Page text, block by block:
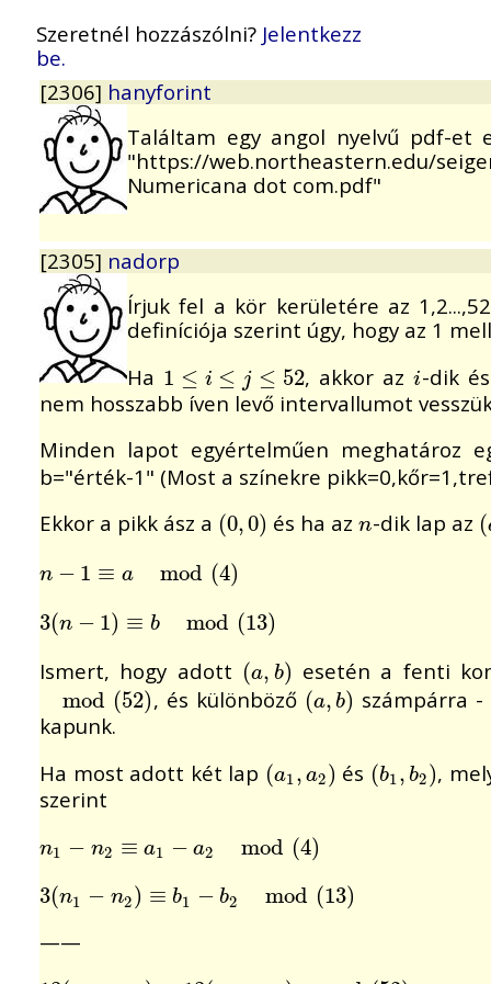
Szeretnél hozzászólni? Jelentkezz
be.
[2306] hanyforint
Találtam egy angol nyelvű pdf-et
"https://web.northeastern.edu/
Numericana dot com.pdf"
[2305] nadorp
Írjuk fel a kör kerületére az
definíciója szerint úgy, hogy az 1
Ha 1 ≤ i ≤ j ≤ 52
1 ≤i≤j≤52 , akkor azi
i-dik
nem hosszabb íven levő intervallumot
Minden lapot egyértelműen meghatároz
b="érték-1" (Most a színekre
Ekkor a pikk ász a (0,0)
(0,0) és ha azn
n-dik lap az (
(
n − 1 ≡ a mod (4)
n −1 ≡amod 4)
3(n − 1) ≡ b mod (13)
3(n−1 ≡b mod 13)
Ismert, hogy adott (a, b)
(a,b)
esetén a fenti
mod (52)
mod(52 ) , és különböző (a, b)
(a,b) számpárra
kapunk.
Ha most adott két lap (a1, a2)
(a1 ,a2) és (b1, b2)
(b1,b2),
szerint
n1 − n2 ≡ a1 − a2 mod (4)
n1 −n 2≡ a1 −a 2mod
)
3(n1 − n2) ≡ b1 − b2 mod (13)
3(n1 −n 2)≡b1−b 2mod 13)
——